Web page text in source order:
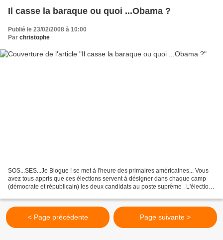
Il casse la baraque ou quoi ...Obama ?
Publié le 23/02/2008 à 10:00
Par christophe
SOS...SES...Je Blogue ! se met à l'heure des primaires américaines... Vous
avez tous appris que ces élections servent à désigner dans chaque camp
(démocrate et républicain) les deux candidats au poste suprême . L'élection
< Page précédente Page suivante >